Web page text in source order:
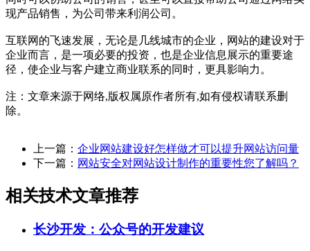
现产品销售，为公司带来利润公司。
互联网的飞速发展，无论是几线城市的企业，网站的建设对于
企业而言，是一项必要的投资，也是企业信息展示的重要途
径，使企业与客户建立商业联系的同时，更具影响力。
注：文章来源于网络,版权属原作者所有,如有侵权请联系删
除。
上一篇： 企业网站建设好怎样做才可以提升网站访问量
下一篇： 网站安全对网站设计制作的重要性您了解吗？
相关技术文章推荐
长沙开发：公众号的开发建议